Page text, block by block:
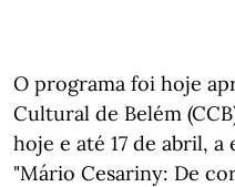
O programa foi hoje
Cultural de Belém
hoje e até 17 de abril,
"Mário Cesariny: De